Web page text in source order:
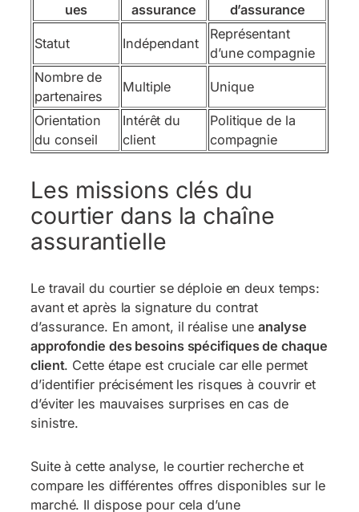
ues
assurance
d’assurance
Statut Indépendant
Représentant
d’une compagnie
Nombre de
partenaires
Multiple Unique
Orientation
du conseil
Intérêt du
client
Politique de la
compagnie
Les missions clés du
courtier dans la chaîne
assurantielle
Le travail du courtier se déploie en deux temps:
avant et après la signature du contrat
d’assurance. En amont, il réalise uneanalyse
approfondie des besoins spécifiques de chaque
client. Cette étape est cruciale car elle permet
d’identifier précisément les risques à couvrir et
d’éviter les mauvaises surprises en cas de
sinistre.
Suite à cette analyse, le courtier recherche et
compare les différentes offres disponibles sur le
marché. Il dispose pour cela d’une